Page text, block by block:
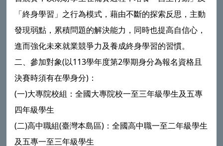
「終身學習」之行為模式，藉由不斷的探索反思，主動
發現弱點，累積問題的解決能力，同時也提高自信心，
進而強化未來就業競爭力及養成終身學習的習慣。
二、參加對象(以113學年度第2學期身分為報名資格且
決賽時須有在學身分)：
(一)大專院校組：全國大專院校一至三年級學生及五專
四年級學生
(二)高中職組(臺灣本島區)：全國高中職一至二年級學生
及五專一至三年級學生